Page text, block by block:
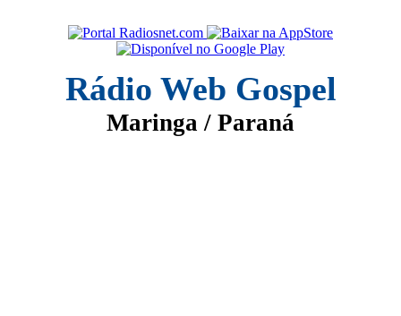
Rádio Web Gospel
Maringa / Paraná